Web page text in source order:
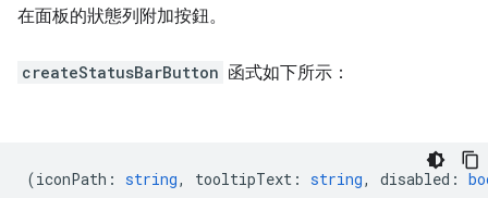
在面板的狀態列附加按鈕。
createStatusBarButton 函式如下所示：
(iconPath : string, tooltipText : string, disabled :